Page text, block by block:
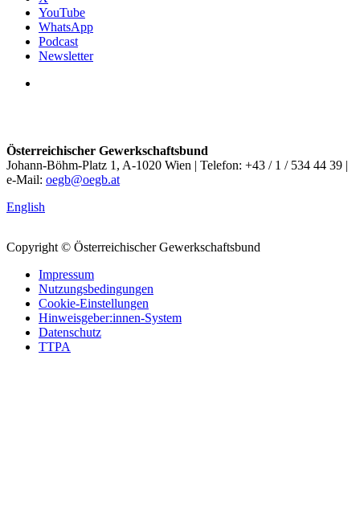
YouTube
WhatsApp
Podcast
Newsletter
Österreichischer Gewerkschaftsbund
Johann-Böhm-Platz 1, A-1020 Wien | Telefon: +43 / 1 / 534 44 39 |
e-Mail: oegb@oegb.at
English
Copyright © Österreichischer Gewerkschaftsbund
Impressum
Nutzungsbedingungen
Cookie-Einstellungen
Hinweisgeber:innen-System
Datenschutz
TTPA